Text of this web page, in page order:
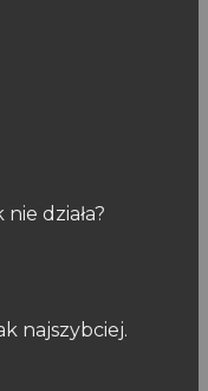
działa?
najszybciej.